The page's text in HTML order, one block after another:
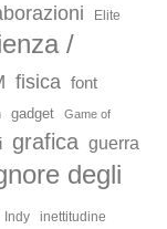
Elite
/
fisica font
gadget Game of
grafica guerra
degli
Indy inettitudine